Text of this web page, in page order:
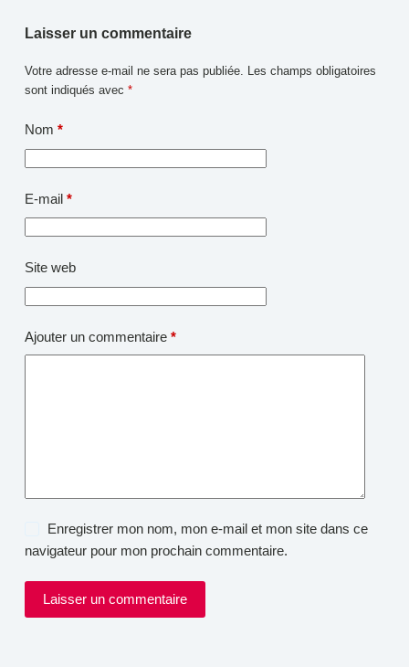
Laisser un commentaire
Votre adresse e-mail ne sera pas publiée. Les champs obligatoires
sont indiqués avec *
Nom *
E-mail*
Site web
Ajouter un commentaire*
Enregistrer mon nom, mon e-mail et mon site dans ce
navigateur pour mon prochain commentaire.
Laisser un commentaire